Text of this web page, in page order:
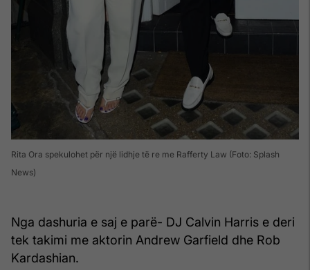
Rita Ora spekulohet për një lidhje të re me Rafferty Law (Foto: Splash
News)
Nga dashuria e saj e parë- DJ Calvin Harris e deri
tek takimi me aktorin Andrew Garfield dhe Rob
Kardashian.